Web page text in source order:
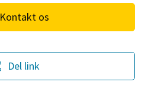
Kontakt os
Del link